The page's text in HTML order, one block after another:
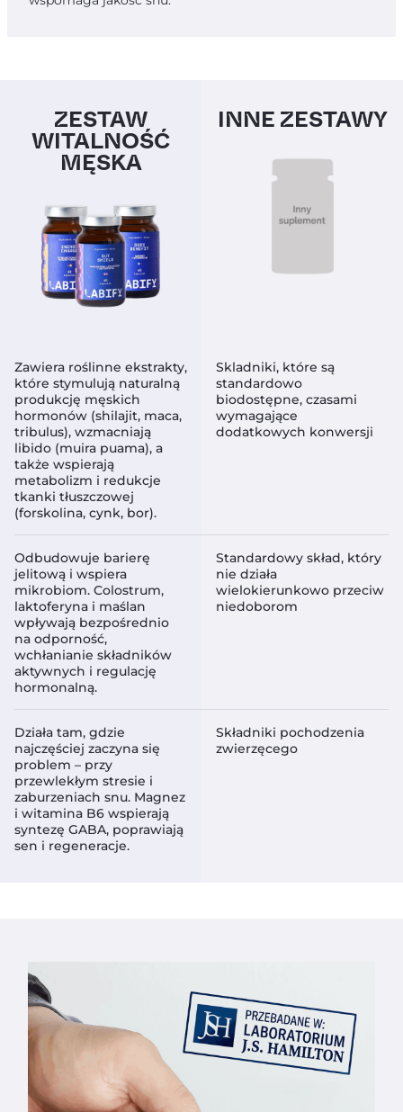
ZESTAW
WITALNOŚĆ
MĘSKA
INNE ZESTAWY
Zawiera roślinne ekstrakty,
które stymulują naturalną
produkcję męskich
hormonów (shilajit, maca,
tribulus), wzmacniają
libido (muira puama), a
także wspierają
metabolizm i redukcje
tkanki tłuszczowej
(forskolina, cynk, bor).
Skladniki, które są
standardowo
biodostępne, czasami
wymagające
dodatkowych konwersji
Odbudowuje barierę
jelitową i wspiera
mikrobiom. Colostrum,
laktoferyna i maślan
wpływają bezpośrednio
na odporność,
wchłanianie składników
aktywnych i regulację
hormonalną.
Standardowy skład, który
nie działa
wielokierunkowo przeciw
niedoborom
Działa tam, gdzie
najczęściej zaczyna się
problem – przy
przewlekłym stresie i
zaburzeniach snu. Magnez
i witamina B6 wspierają
syntezę GABA, poprawiają
sen i regeneracje.
Składniki pochodzenia
zwierzęcego